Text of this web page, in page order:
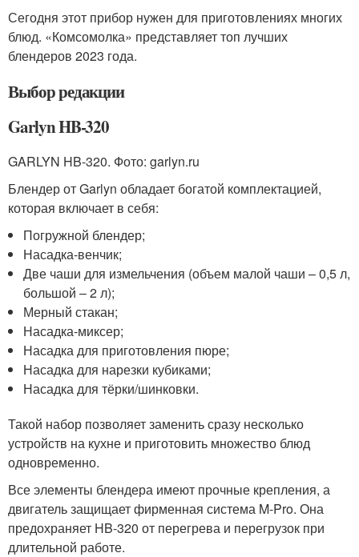
Сегодня этот прибор нужен для приготовлениях многих
блюд. «Комсомолка» представляет топ лучших
блендеров 2023 года.
Выбор редакции
Garlyn HB-320
GARLYN HB-320. Фото: garlyn.ru
Блендер от Garlyn обладает богатой комплектацией,
которая включает в себя:
Погружной блендер;
Насадка-венчик;
Две чаши для измельчения (объем малой чаши – 0,5 л,
большой – 2 л);
Мерный стакан;
Насадка-миксер;
Насадка для приготовления пюре;
Насадка для нарезки кубиками;
Насадка для тёрки/шинковки.
Такой набор позволяет заменить сразу несколько
устройств на кухне и приготовить множество блюд
одновременно.
Все элементы блендера имеют прочные крепления, а
двигатель защищает фирменная система M-Pro. Она
предохраняет HB-320 от перегрева и перегрузок при
длительной работе.